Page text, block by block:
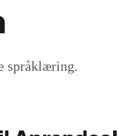
språklæring.